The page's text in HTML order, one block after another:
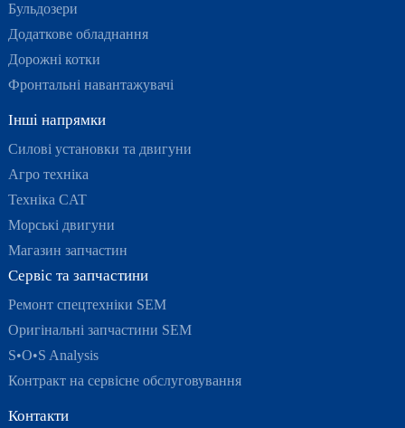
Бульдозери
Додаткове обладнання
Дорожні котки
Фронтальні навантажувачі
Інші напрямки
Силові установки та двигуни
Агро техніка
Техніка CAT
Морські двигуни
Магазин запчастин
Сервіс та запчастини
Ремонт спецтехніки SEM
Оригінальні запчастини SEM
S•O•S Analysis
Контракт на сервісне обслуговування
Контакти